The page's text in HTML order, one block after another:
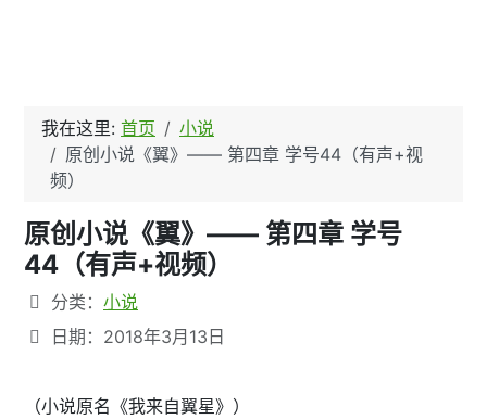
我在这里: 首页
小说
原创小说《翼》—— 第四章 学号44（有声+视
频）
原创小说《翼》—— 第四章 学号
44（有声+视频）
文章信息
分类： 小说
日期：2018年3月13日
（小说原名《我来自翼星》）